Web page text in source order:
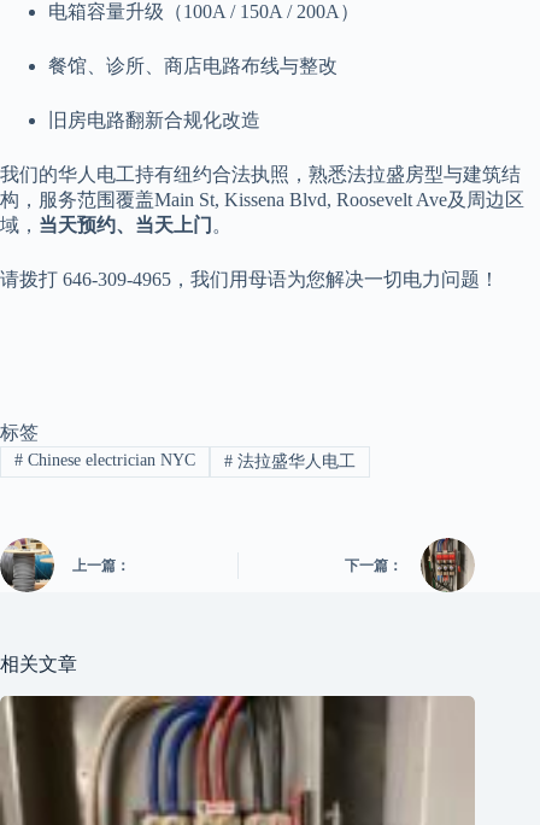
电箱容量升级（100A / 150A / 200A）
餐馆、诊所、商店电路布线与整改
旧房电路翻新合规化改造
我们的华人电工持有纽约合法执照，熟悉法拉盛房型与建筑结
构，服务范围覆盖Main St, Kissena Blvd, Roosevelt Ave及周边区
域， 当天预约、当天上门 。
请拨打 646-309-4965，我们用母语为您解决一切电力问题！
标签
#Chinese electrician NYC #法拉盛华人电工
上一篇： 下一篇：
相关文章